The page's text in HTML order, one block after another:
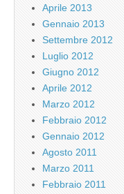
Aprile 2013
Gennaio 2013
Settembre 2012
Luglio 2012
Giugno 2012
Aprile 2012
Marzo 2012
Febbraio 2012
Gennaio 2012
Agosto 2011
Marzo 2011
Febbraio 2011